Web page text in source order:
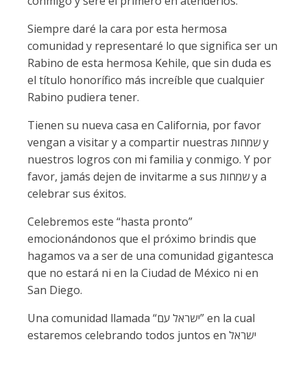
Siempre daré la cara por esta hermosa
comunidad y representaré lo que significa ser un
Rabino de esta hermosa Kehile, que sin duda es
el título honorífico más increíble que cualquier
Rabino pudiera tener.
Tienen su nueva casa en California, por favor
vengan a visitar y a compartir nuestras שמחות y
nuestros logros con mi familia y conmigo. Y por
favor, jamás dejen de invitarme a sus שמחות y a
celebrar sus éxitos.
Celebremos este “hasta pronto”
emocionándonos que el próximo brindis que
hagamos va a ser de una comunidad gigantesca
que no estará ni en la Ciudad de México ni en
San Diego.
Una comunidad llamada “ישראל עם” en la cual
estaremos celebrando todos juntos en ישראל